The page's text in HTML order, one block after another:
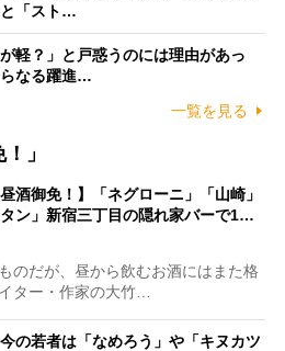
「スト…
軽？」と戸惑うのには理由があっ
なる躍進…
一覧を見る
」
昼酒御免！】「ネグローニ」「山崎」
タン」新宿三丁目の隠れ家バーで1…
のだが、昼から飲むお酒にはまた格
ター・作家の大竹…
の若者は「なめろう」や「キヌカツ